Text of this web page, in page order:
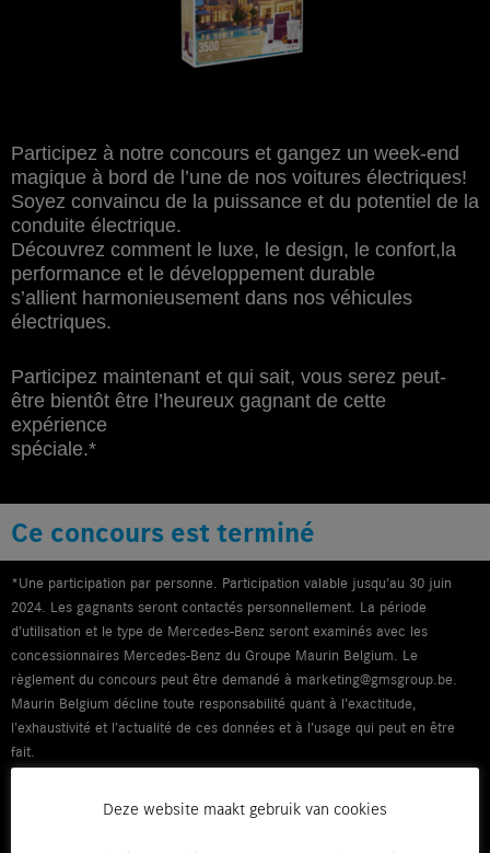
Participez à notre concours et gangez un week-end
magique à bord de l’une de nos voitures électriques!
Soyez convaincu de la puissance et du potentiel de la
conduite électrique.
Découvrez comment le luxe, le design, le confort,la
performance et le développement durable
s’allient harmonieusement dans nos véhicules
électriques.
Participez maintenant et qui sait, vous serez peut-
être bientôt être l’heureux gagnant de cette
expérience
spéciale.*
Ce concours est terminé
*Une participation par personne. Participation valable jusqu’au 30 juin
2024. Les gagnants seront contactés personnellement. La période
d’utilisation et le type de Mercedes-Benz seront examinés avec les
concessionnaires Mercedes-Benz du Groupe Maurin Belgium. Le
règlement du concours peut être demandé à marketing@gmsgroup.be.
Maurin Belgium décline toute responsabilité quant à l’exactitude,
l’exhaustivité et l’actualité de ces données et à l’usage qui peut en être
fait.
Deze website maakt gebruik van cookies